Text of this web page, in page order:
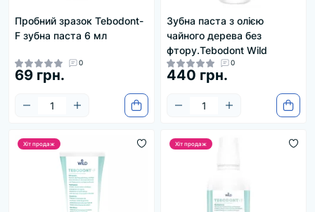
Пробний зразок Tebodont-
F зубна паста 6 мл
0
69 грн.
Зубна паста з олією
чайного дерева без
фтору.Tebodont Wild
0
440 грн.
Хіт продаж Хіт продаж